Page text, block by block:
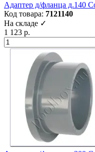
Адаптер д/фланца д.140
Код товара: 7121140
На складе ✓
1 123 р.